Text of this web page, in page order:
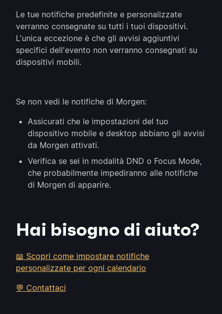
Le tue notifiche predefinite e personalizzate
verranno consegnate su tutti i tuoi dispositivi.
L'unica eccezione è che gli avvisi aggiuntivi
specifici dell'evento non verranno consegnati su
dispositivi mobili.
Se non vedi le notifiche di Morgen:
Assicurati che le impostazioni del tuo
dispositivo mobile e desktop abbiano gli avvisi
da Morgen attivati.
Verifica se sei in modalità DND o Focus Mode,
che probabilmente impediranno alle notifiche
di Morgen di apparire.
Hai bisogno di aiuto?
📖 Scopri come impostare notifiche
personalizzate per ogni calendario
💬 Contattaci